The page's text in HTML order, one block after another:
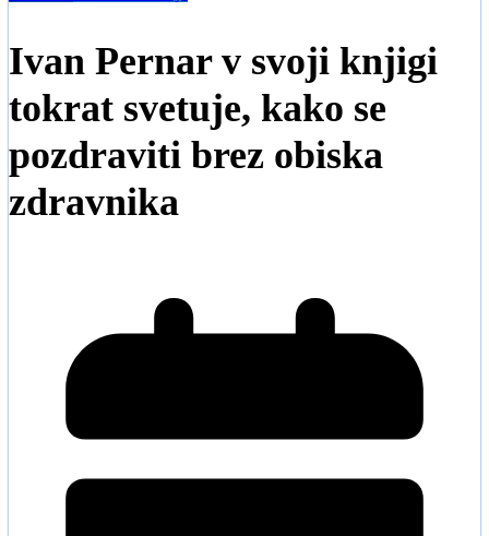
Ivan Pernar v svoji knjigi
tokrat svetuje, kako se
pozdraviti brez obiska
zdravnika